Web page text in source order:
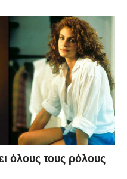
όλους τους ρόλους